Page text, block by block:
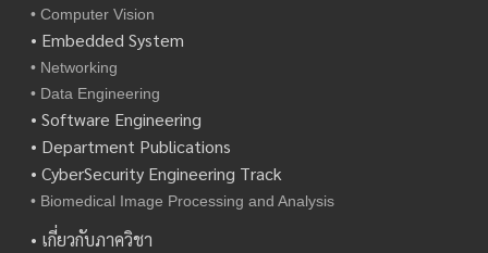
• Computer Vision
• Embedded System
• Networking
• Data Engineering
• Software Engineering
• Department Publications
• CyberSecurity Engineering Track
• Biomedical Image Processing and Analysis
• เกี่ยวกับภาควิชา